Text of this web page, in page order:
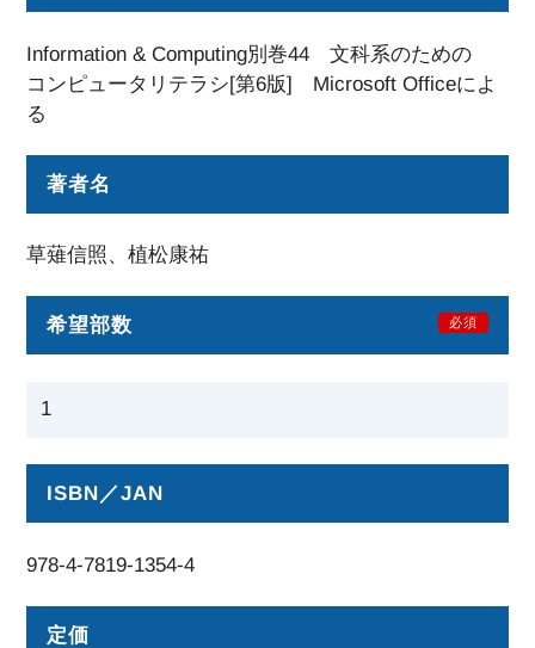
Information & Computing別巻44 文科系のための
コンピュータリテラシ[第6版] Microsoft Officeによ
る
著者名
草薙信照、植松康祐
希望部数 必須
ISBN／JAN
978-4-7819-1354-4
定価